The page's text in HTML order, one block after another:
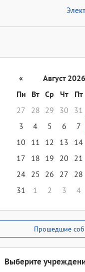
« Август 2026
Пн
Вт Ср Чт Пт
27
28 29 30 31
3
4 5 6 7
10
11 12 13 14
17
18 19 20 21
24 25 26 27 28
31
1 2 3 4
Прошедшие
Выберите